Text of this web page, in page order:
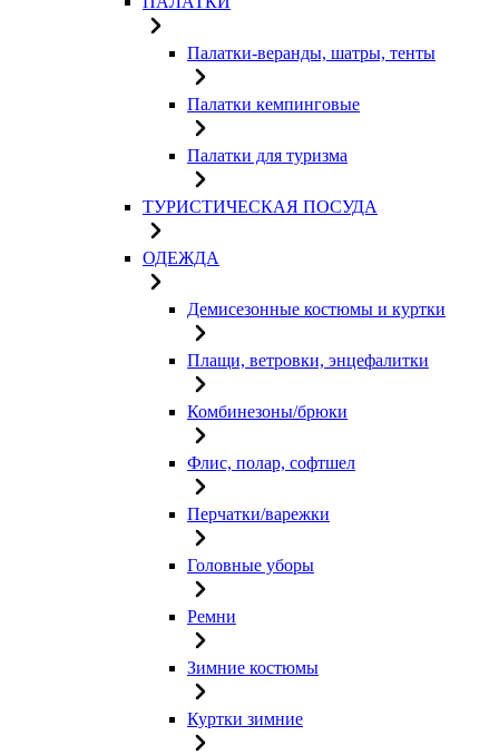
Палатки-веранды, шатры, тенты
Палатки кемпинговые
Палатки для туризма
ТУРИСТИЧЕСКАЯ ПОСУДА
ОДЕЖДА
Демисезонные костюмы и куртки
Плащи, ветровки, энцефалитки
Комбинезоны/брюки
Флис, полар, софтшел
Перчатки/варежки
Головные уборы
Ремни
Зимние костюмы
Куртки зимние